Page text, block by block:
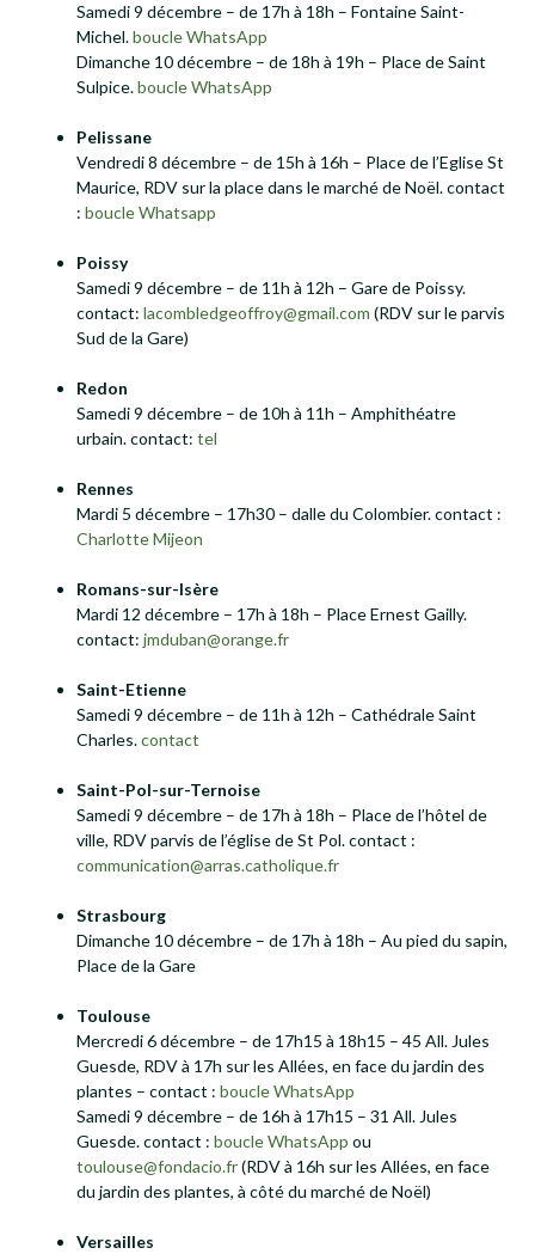
Samedi 9 décembre – de 17h à 18h – Fontaine Saint-
Michel.boucle WhatsApp
Dimanche 10 décembre – de 18h à 19h – Place de Saint
Sulpice.boucle WhatsApp
Pelissane
Vendredi 8 décembre – de 15h à 16h – Place de l’Eglise St
Maurice, RDV sur la place dans le marché de Noël. contact
: boucle Whatsapp
Poissy
Samedi 9 décembre – de 11h à 12h – Gare de Poissy.
contact: lacombledgeoffroy@gmail.com (RDV sur le parvis
Sud de la Gare)
Redon
Samedi 9 décembre – de 10h à 11h – Amphithéatre
urbain. contact: tel
Rennes
Mardi 5 décembre – 17h30 – dalle du Colombier. contact :
Charlotte Mijeon
Romans-sur-Isère
Mardi 12 décembre – 17h à 18h – Place Ernest Gailly.
contact: jmduban@orange.fr
Saint-Etienne
Samedi 9 décembre – de 11h à 12h – Cathédrale Saint
Charles.contact
Saint-Pol-sur-Ternoise
Samedi 9 décembre – de 17h à 18h – Place de l’hôtel de
ville, RDV parvis de l’église de St Pol. contact :
communication@arras.catholique.fr
Strasbourg
Dimanche 10 décembre – de 17h à 18h – Au pied du sapin,
Place de la Gare
Toulouse
Mercredi 6 décembre – de 17h15 à 18h15 – 45 All. Jules
Guesde, RDV à 17h sur les Allées, en face du jardin des
plantes – contact : boucle WhatsApp
Samedi 9 décembre – de 16h à 17h15 – 31 All. Jules
Guesde. contact : boucle WhatsApp ou
toulouse@fondacio.fr(RDV à 16h sur les Allées, en face
du jardin des plantes, à côté du marché de Noël)
Versailles